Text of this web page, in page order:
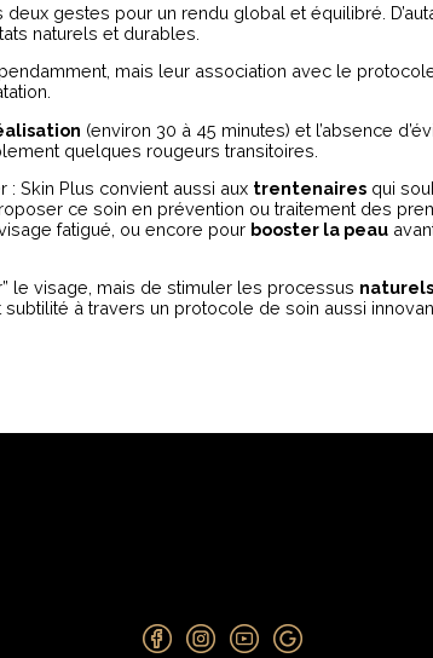
gestes pour un rendu global et équilibré.
naturels et durables.
mais leur association avec le
(environ 30 à 45 minutes) et l’absence
quelques rougeurs transitoires.
: Skin Plus convient aussi aux trentenaires qui
ce soin en prévention ou traitement des
fatigué, ou encore pour booster la peau
le visage, mais de stimuler les processus
à travers un protocole de soin aussi innovant